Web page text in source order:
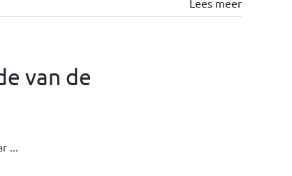
Lees meer
van de
...